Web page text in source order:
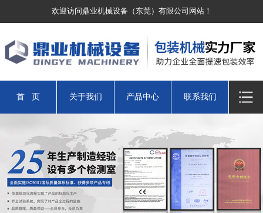
欢迎访问鼎业机械设备（东莞）有限公司网站！
首 页 关于我们 产品中心 联系我们